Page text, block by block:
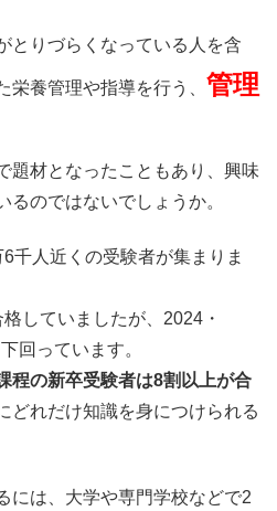
とりづらくなっている人を含
養管理や指導を行う、 管理
題材となったこともあり、興味
るのではないでしょうか。
千人近くの受験者が集まりま
していましたが、2024・
回っています。
程の新卒受験者は8割以上が合
どれだけ知識を身につけられる
には、大学や専門学校などで2